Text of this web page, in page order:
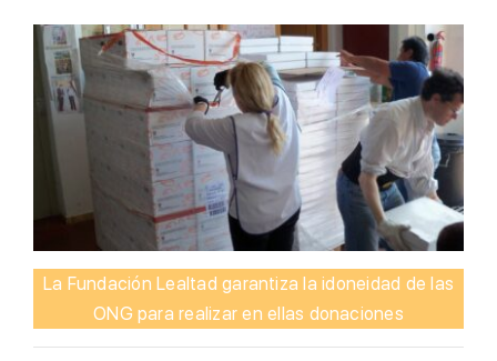
La Fundación Lealtad garantiza la idoneidad de las
ONG para realizar en ellas donaciones